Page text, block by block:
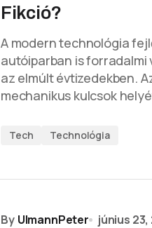
Fikció?
A modern technológia
autóiparban is
az elmúlt évtizedekben.
mechanikus kulcsok
Tech Technológia
By UlmannPeter június 23,